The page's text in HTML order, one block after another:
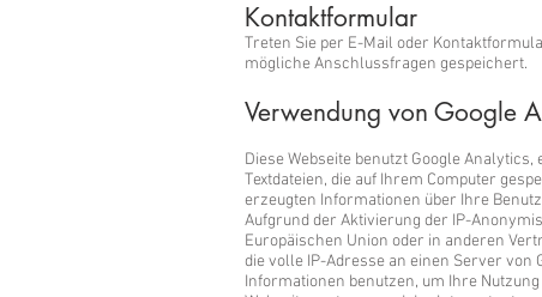
Kontaktformular
Treten Sie per E-Mail oder
mögliche Anschlussfragen gespeichert.
Verwendung von Google
Diese Webseite benutzt Google
Textdateien, die auf Ihrem Computer
erzeugten Informationen über Ihre
Aufgrund der Aktivierung der IP-
Europäischen Union oder in anderen
die volle IP-Adresse an einen Server von
Informationen benutzen, um Ihre